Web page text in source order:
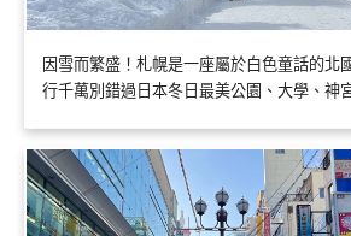
因雪而繁盛！札幌是一座屬於白色童話的北
行千萬別錯過日本冬日最美公園、大學、神